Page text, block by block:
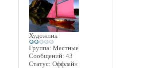
Художник
Группа: Местные
Сообщений: 43
Статус: Оффлайн